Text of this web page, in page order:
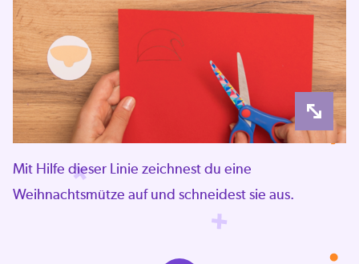
Mit Hilfe dieser Linie zeichnest du eine
Weihnachtsmütze auf und schneidest sie aus.